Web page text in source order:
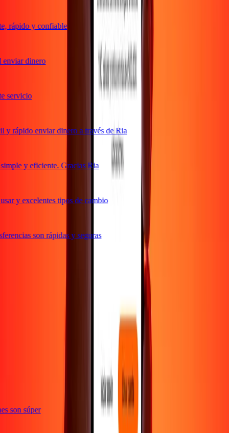
rápido y confiable
dinero
rápido enviar dinero a través de Ria
y eficiente. Gracias Ria
y excelentes tipos de cambio
son rápidas y seguras
son súper